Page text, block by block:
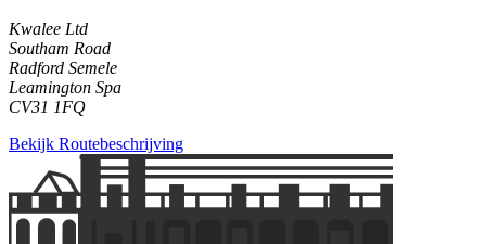
Kwalee Ltd
Southam Road
Radford Semele
Leamington Spa
CV31 1FQ
Bekijk Routebeschrijving